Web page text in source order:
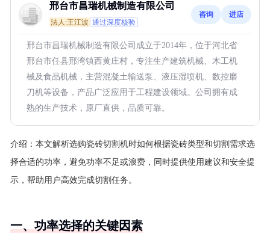
邢台市昌瑞机械制造有限公司
法人:王江波 通过深度核验
咨询 进店
邢台市昌瑞机械制造有限公司成立于2014年，位于河北省
邢台市任县邢湾镇西黄庄村，专注生产建筑机械、木工机
械及食品机械，主营混凝土输送泵、液压湿喷机、数控磨
刀机等设备，产品广泛应用于工程建设领域。公司拥有成
熟的生产技术，原厂直供，品质可靠。
介绍： 本文解析选购瓷砖切割机时如何根据瓷砖类型和切割需求选
择合适的功率，避免功率不足或浪费，同时提供使用建议和安全提
示，帮助用户高效完成切割任务。
一、功率选择的关键因素